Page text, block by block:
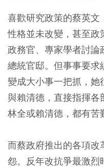
喜歡研究政策的蔡英
性格並未改變，甚至政
政務官、專家學者討論
總統官邸。但事事要求
變成大小事一把抓，她
與賴清德，直接指揮各
林全或賴清德，都有苦
而蔡政府推出的各項改
怨。反年改抗爭最激烈